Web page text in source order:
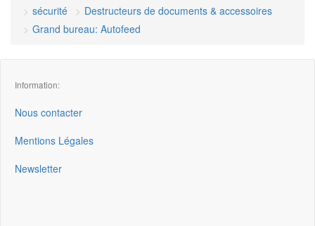
sécurité
Destructeurs de documents & accessoires
Grand bureau: Autofeed
Information:
Nous contacter
Mentions Légales
Newsletter